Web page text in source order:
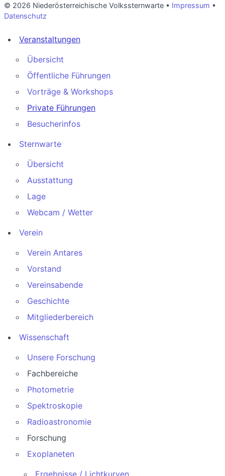
© 2026 Niederösterreichische Volkssternwarte • Impressum •
Datenschutz
Veranstaltungen
Übersicht
Öffentliche Führungen
Vorträge & Workshops
Private Führungen
Besucherinfos
Sternwarte
Übersicht
Ausstattung
Lage
Webcam / Wetter
Verein
Verein Antares
Vorstand
Vereinsabende
Geschichte
Mitgliederbereich
Wissenschaft
Unsere Forschung
Fachbereiche
Photometrie
Spektroskopie
Radioastronomie
Forschung
Exoplaneten
Ergebnisse / Lichtkurven